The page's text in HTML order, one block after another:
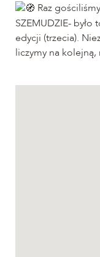
Raz
SZEMUDZIE-
edycji (trzecia).
liczymy na